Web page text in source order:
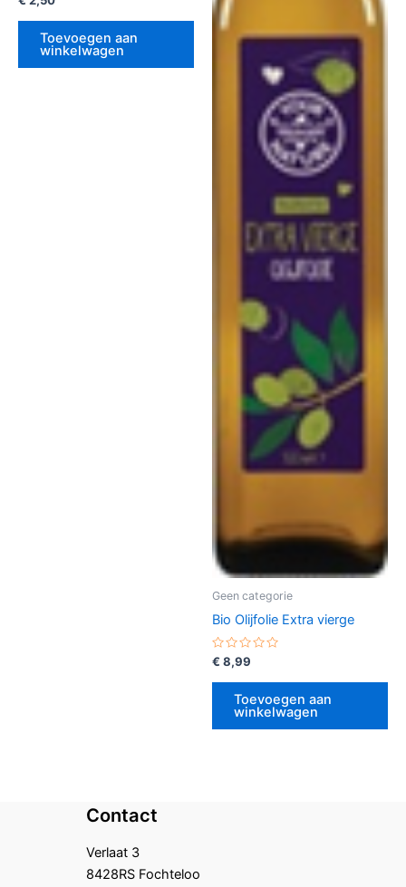
uit
Toevoegen aan
winkelwagen
Geen categorie
Bio Olijfolie Extra vierge
Gewaardeerd
uit
€ 8,99
Toevoegen aan
winkelwagen
Contact
Verlaat 3
8428RS Fochteloo